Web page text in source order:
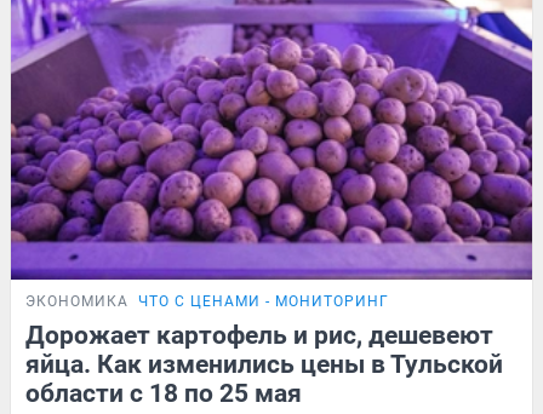
ЭКОНОМИКА ЧТО С ЦЕНАМИ - МОНИТОРИНГ
Дорожает картофель и рис, дешевеют
яйца. Как изменились цены в Тульской
области с 18 по 25 мая